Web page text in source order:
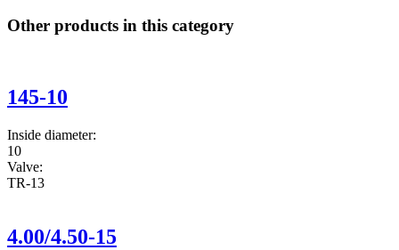
Other products in this category
145-10
Inside diameter:
10
Valve:
TR-13
4.00/4.50-15